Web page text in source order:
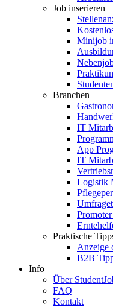
Job inserieren
Minijob
Branchen
IT
App
IT
Logistik
Praktische
Anzeige
B2B
Info
Über
FAQ
Kontakt